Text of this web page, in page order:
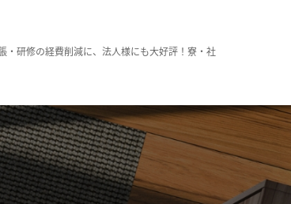
・研修の経費削減に、法人様にも大好評！寮・社